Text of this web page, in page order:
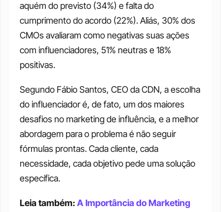
aquém do previsto (34%) e falta do
cumprimento do acordo (22%). Aliás, 30% dos
CMOs avaliaram como negativas suas ações
com influenciadores, 51% neutras e 18%
positivas.
Segundo Fábio Santos, CEO da CDN, a escolha
do influenciador é, de fato, um dos maiores
desafios no marketing de influência, e a melhor
abordagem para o problema é não seguir
fórmulas prontas. Cada cliente, cada
necessidade, cada objetivo pede uma solução
específica.
Leia também: A Importância do Marketing